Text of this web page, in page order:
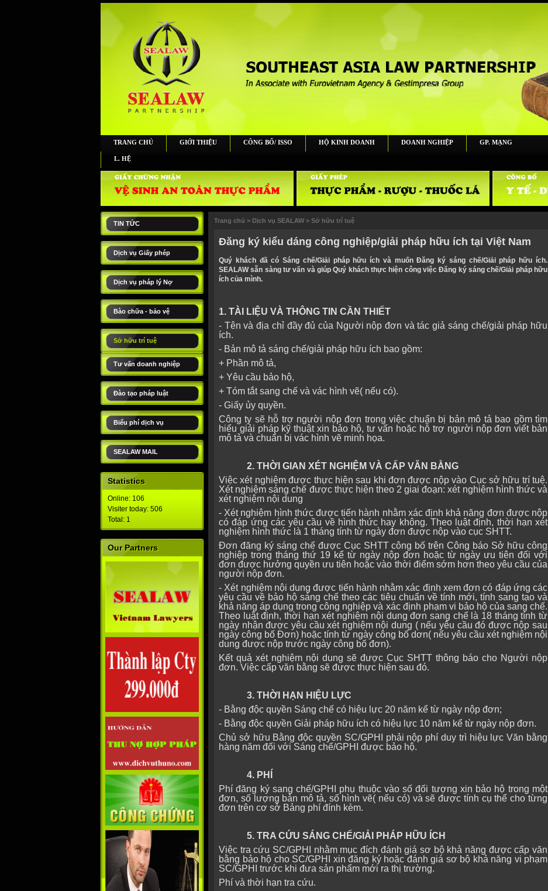
TRANG CHỦ GIỚI THIỆU CÔNG BỐ/ ISSO HỘ KINH DOANH DOANH NGHIỆP GP. MẠNG
L. HỆ
TIN TỨC
Dịch vụ Giấy phép
Dịch vụ pháp lý Nợ
Bào chữa - bảo vệ
Sở hữu trí tuệ
Tư vấn doanh nghiệp
Đào tạo pháp luật
Biểu phí dịch vụ
SEALAW MAIL
Statistics
Online: 106
Visiter today: 506
Total: 1
Our Partners
Trang chủ > Dịch vụ SEALAW > Sở hữu trí tuệ
Đăng ký kiểu dáng công nghiệp/giải pháp hữu ích tại Việt Nam
Quý khách đã có Sáng chế/Giải pháp hữu ích và muốn Đăng ký sáng chế/Giải pháp hữu ích.
SEALAW sẵn sàng tư vấn và giúp Quý khách thực hiện công việc Đăng ký sáng chế/Giải pháp hữu
ích của mình.
1. TÀI LIỆU VÀ THÔNG TIN CẦN THIẾT
- Tên và địa chỉ đầy đủ của Người nộp đơn và tác giả sáng chế/giải pháp hữu
ích.
- Bản mô tả sáng chế/giải pháp hữu ích bao gồm:
+ Phần mô tả,
+ Yêu cầu bảo hộ,
+ Tóm tắt sang chế và vác hình vẽ( nếu có).
- Giấy ủy quyền.
Công ty sẽ hỗ trợ người nộp đơn trong việc chuẩn bị bản mô tả bao gồm tìm
hiểu giải pháp kỹ thuật xin bảo hộ, tư vấn hoặc hỗ trợ người nộp đơn viết bản
mô tả và chuẩn bị vác hình vẽ minh họa.
2. THỜI GIAN XÉT NGHIỆM VÀ CẤP VĂN BẰNG
Việc xét nghiệm được thực hiện sau khi đơn được nộp vào Cục sở hữu trí tuệ.
Xét nghiệm sáng chế được thực hiện theo 2 giai đoạn: xét nghiệm hình thức và
xét nghiệm nội dung
- Xét nghiệm hình thức được tiến hành nhằm xác định khả năng đơn được nộp
có đáp ứng các yêu cầu về hình thức hay không. Theo luật định, thời hạn xét
nghiệm hình thức là 1 tháng tính từ ngày đơn được nộp vào cục SHTT.
Đơn đăng ký sáng chế được Cục SHTT công bố trên Công báo Sở hữu công
nghiệp trong tháng thứ 19 kể từ ngày nộp đơn hoặc từ ngày ưu tiên đối với
đơn được hưởng quyền ưu tiên hoặc vào thời điểm sớm hơn theo yêu cầu của
người nộp đơn.
- Xét nghiệm nội dung được tiến hành nhằm xác định xem đơn có đáp ứng các
yêu cầu về bảo hộ sáng chế theo các tiêu chuẩn về tính mới, tính sang tạo và
khả năng áp dụng trong công nghiệp và xác định phạm vi bảo hộ của sang chế.
Theo luật định, thời hạn xét nghiệm nội dung đơn sang chế là 18 tháng tính từ
ngày nhận được yêu cầu xét nghiệm nội dung ( nếu yêu cầu đó được nộp sau
ngày công bố Đơn) hoặc tính từ ngày công bố dơn( nếu yêu cầu xét nghiệm nội
dung được nộp trước ngày công bố đơn).
Kết quả xét nghiệm nội dung sẽ được Cục SHTT thông báo cho Người nộp
đơn. Việc cấp văn bằng sẽ được thực hiện sau đó.
3. THỜI HẠN HIỆU LỰC
- Bằng độc quyền Sáng chế có hiệu lực 20 năm kể từ ngày nộp đơn;
- Bằng độc quyền Giải pháp hữu ích có hiệu lực 10 năm kể từ ngày nộp đơn.
Chủ sở hữu Bằng độc quyền SC/GPHI phải nộp phí duy trì hiệu lực Văn bằng
hàng năm đối với Sáng chế/GPHI được bảo hộ.
4. PHÍ
Phí đăng ký sang chế/GPHI phụ thuộc vào số đối tượng xin bảo hộ trong một
đơn, số lượng bản mô tả, số hình vẽ( nếu có) và sẽ được tính cụ thể cho từng
đơn trên cơ sở Bảng phí đính kèm.
5. TRA CỨU SÁNG CHẾ/GIẢI PHÁP HỮU ÍCH
Việc tra cứu SC/GPHI nhằm mục đích đánh giá sơ bộ khả năng được cấp văn
bằng bảo hộ cho SC/GPHI xin đăng ký hoặc đánh giá sơ bộ khả năng vi phạm
SC/GPHI trước khi đưa sản phẩm mới ra thị trường.
Phí và thời hạn tra cứu.